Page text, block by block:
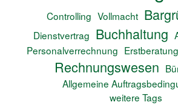
Controlling Vollmacht
Dienstvertrag Buchhaltung
Personalverrechnung Erstberatung
Rechnungswesen
Allgemeine
weitere Tags